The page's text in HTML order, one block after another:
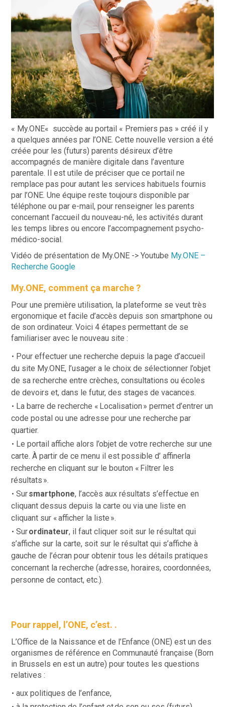
« My.ONE« succède au portail « Premiers pas » créé il y
a quelques années par l’ONE. Cette nouvelle version a été
créée pour les (futurs) parents désireux d’être
accompagnés de manière digitaledans l’aventure
parentale. Il est utile de préciser que ce portail ne
remplace paspour autant les services habituels fournis
par l’ONE. Une équipereste toujours disponiblepar
téléphone ou pare-mail,pourrenseigner les parents
concernant l’accueildu nouveau-né, les activités durant
les temps libresouencore l’accompagnementpsycho-
médico-social.
Vidéodeprésentation de My.ONE ->Youtube My.ONE –
Recherche Google
My.ONE, comment ça marche ?
Pour une première utilisation, la plateforme se veut très
ergonomique et facile d’accès depuis son smartphone ou
de son ordinateur. Voici 4 étapes permettant de se
familiariser avec le nouveau site :
Pour effectuer une recherche depuis la page d’accueil
du site My.ONE, l’usager a le choix de sélectionner l’objet
de sa recherche entre crèches, consultations ou écoles
de devoirs et, dans le futur, des stages de vacances.
La barre de recherche « Localisation » permet d’entrer un
code postal ou une adresse pour une recherche par
quartier.
Le portail affiche alors l’objet de votre recherche sur une
carte. À partir de ce menu il est possible d’ affinerla
recherche en cliquant sur le bouton « Filtrer les
résultats ».
Sursmartphone, l’accès aux résultats s’effectue en
cliquant dessus depuis la carte ou via une liste en
cliquant sur « afficher la liste ».
Surordinateur, il faut cliquer soit sur le résultat qui
s’affiche sur la carte, soit sur le résultat qui s’affiche à
gauche de l’écran pour obtenir tous les détails pratiques
concernant la recherche (adresse, horaires, coordonnées,
personne de contact, etc.).
Pour rappel, l’ONE, c’est. .
L’Office de la Naissance et de l’Enfance (ONE) est un des
organismes de référence en Communauté française (Born
in Brussels en est un autre) pour toutes les questions
relatives :
aux politiques de l’enfance,